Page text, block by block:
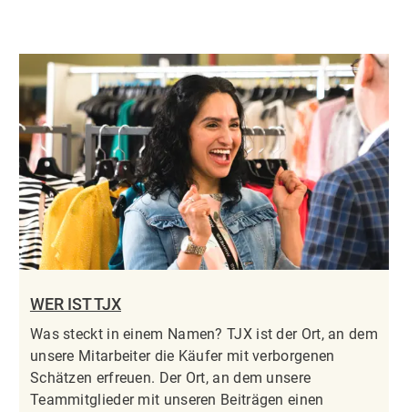
WER IST TJX
Was steckt in einem Namen? TJX ist der Ort, an dem
unsere Mitarbeiter die Käufer mit verborgenen
Schätzen erfreuen. Der Ort, an dem unsere
Teammitglieder mit unseren Beiträgen einen